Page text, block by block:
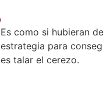
Es como si hubieran
estrategia para
es talar el cerezo.